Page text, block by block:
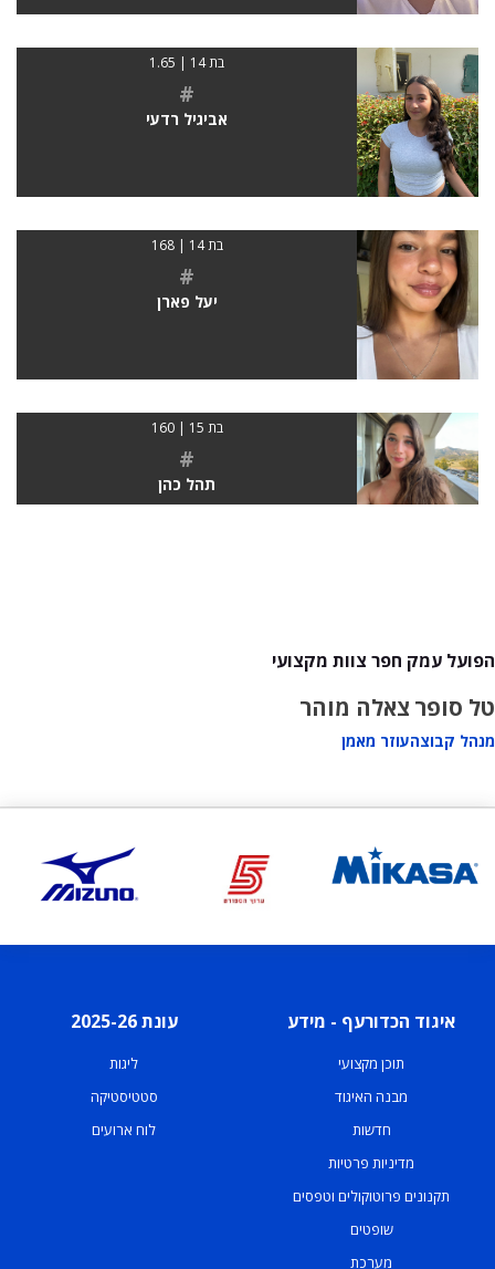
בת 14 | 1.65
#
אביגיל רדעי
בת 14 | 168
#
יעל פארן
בת 15 | 160
#
תהל כהן
הפועל עמק חפר צוות מקצועי
טל סופר
מנהל קבוצה
צאלה מוהר
עוזר מאמן
איגוד הכדורעף - מידע
תוכן מקצועי
מבנה האיגוד
חדשות
מדיניות פרטיות
תקנונים פרוטוקולים וטפסים
שופטים
מערכת
עונת 2025-26
ליגות
סטטיסטיקה
לוח ארועים